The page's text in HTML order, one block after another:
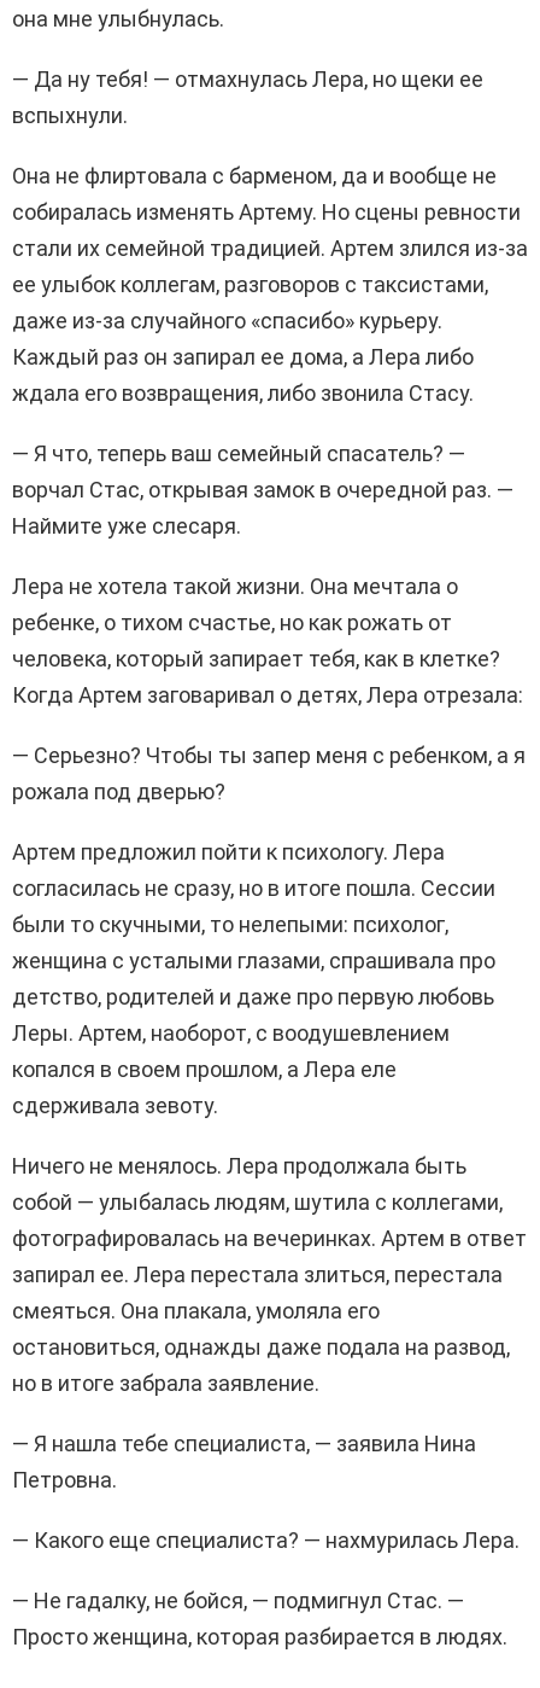
она мне улыбнулась.
— Да ну тебя! — отмахнулась Лера, но щеки ее
вспыхнули.
Она не флиртовала с барменом, да и вообще не
собиралась изменять Артему. Но сцены ревности
стали их семейной традицией. Артем злился из-за
ее улыбок коллегам, разговоров с таксистами,
даже из-за случайного «спасибо» курьеру.
Каждый раз он запирал ее дома, а Лера либо
ждала его возвращения, либо звонила Стасу.
— Я что, теперь ваш семейный спасатель? —
ворчал Стас, открывая замок в очередной раз. —
Наймите уже слесаря.
Лера не хотела такой жизни. Она мечтала о
ребенке, о тихом счастье, но как рожать от
человека, который запирает тебя, как в клетке?
Когда Артем заговаривал о детях, Лера отрезала:
— Серьезно? Чтобы ты запер меня с ребенком, а я
рожала под дверью?
Артем предложил пойти к психологу. Лера
согласилась не сразу, но в итоге пошла. Сессии
были то скучными, то нелепыми: психолог,
женщина с усталыми глазами, спрашивала про
детство, родителей и даже про первую любовь
Леры. Артем, наоборот, с воодушевлением
копался в своем прошлом, а Лера еле
сдерживала зевоту.
Ничего не менялось. Лера продолжала быть
собой — улыбалась людям, шутила с коллегами,
фотографировалась на вечеринках. Артем в ответ
запирал ее. Лера перестала злиться, перестала
смеяться. Она плакала, умоляла его
остановиться, однажды даже подала на развод,
но в итоге забрала заявление.
— Я нашла тебе специалиста, — заявила Нина
Петровна.
— Какого еще специалиста? — нахмурилась Лера.
— Не гадалку, не бойся, — подмигнул Стас. —
Просто женщина, которая разбирается в людях.